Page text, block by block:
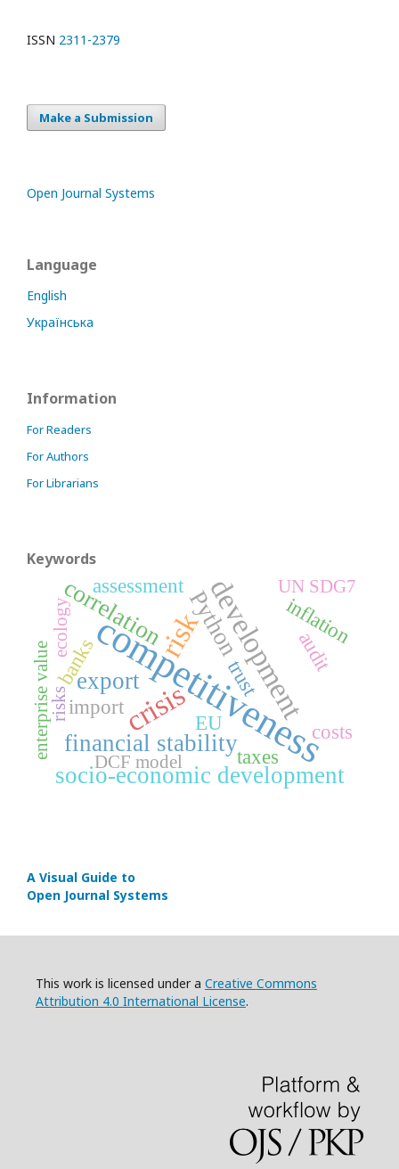
ISSN 2311-2379
Make a Submission
Open Journal Systems
Language
English
Українська
Information
For Readers
For Authors
For Librarians
Keywords
competitiveness
risk
crisis development
Python
correlation
financial stability
socio-economic development
export
EU
inflation
assessment
trust
audit
taxes
banks
import
costs
enterprise valuerisks
DCF model
ecology
UN SDG7
A Visual Guide to
Open Journal Systems
This work is licensed under a Creative Commons
Attribution 4.0 International License.